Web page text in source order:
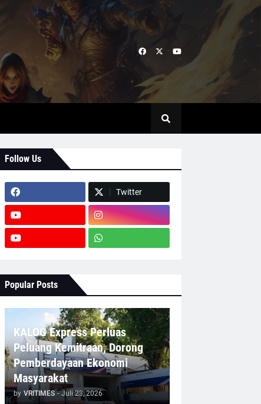
Follow Us
Twitter
Popular Posts
KALOG Express Perluas
Peluang Kemitraan, Dorong
Pemberdayaan Ekonomi
Masyarakat
by VRITIMES - Juli 23, 2026